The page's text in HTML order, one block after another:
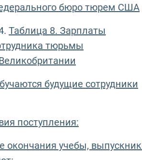
бюро тюрем США
Таблица 8. Зарплаты
тюрьмы
будущие сотрудники
поступления:
окончания учебы,